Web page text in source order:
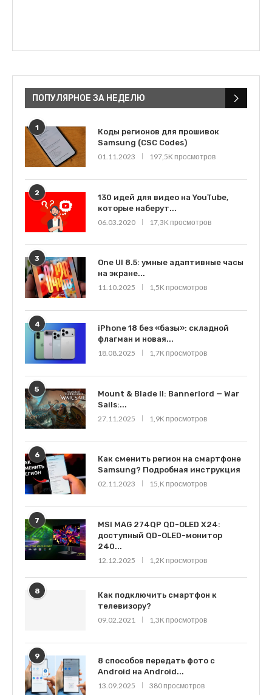
ПОПУЛЯРНОЕ ЗА НЕДЕЛЮ
1
Коды регионов для прошивок
Samsung (CSC Codes)
01.11.2023
197,5K просмотров
2
130 идей для видео на YouTube,
которые наберут...
06.03.2020
17,3K просмотров
3
One UI 8.5: умные адаптивные часы
на экране...
11.10.2025
1,5K просмотров
4
iPhone 18 без «базы»: складной
флагман и новая...
18.08.2025
1,7K просмотров
5
Mount & Blade II: Bannerlord — War
Sails:...
27.11.2025
1,9K просмотров
6
Как сменить регион на смартфоне
Samsung? Подробная инструкция
02.11.2023
15,K просмотров
7
MSI MAG 274QP QD-OLED X24:
доступный QD-OLED-монитор
240...
12.12.2025
1,2K просмотров
8
Как подключить смартфон к
телевизору?
09.02.2021
1,3K просмотров
9
8 способов передать фото с
Android на Android...
13.09.2025
380 просмотров